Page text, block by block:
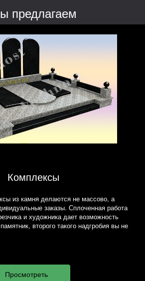
предлагаем
Комплексы
из камня делаются не массово, а
заказы. Сплоченная работа
и художника дает возможность
второго такого надгробия вы не